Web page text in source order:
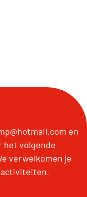
en
het volgende
verwelkomen je
activiteiten.